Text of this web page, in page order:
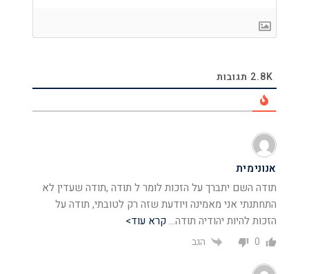
2.8K תגובות
אנונימית
תודה השם יתברך על הזכות לומר ל תודה ,תודה שעדין לא
התחתנתי אני מאמינה ויודעת שזה רק לטובתי, תודה על
הזכות להיות יהודיה תודה… קרא עוד>
0 הגב